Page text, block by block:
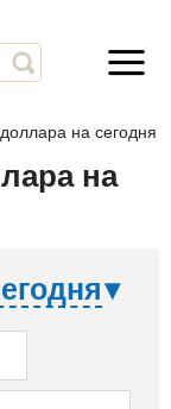
на сегодня
на